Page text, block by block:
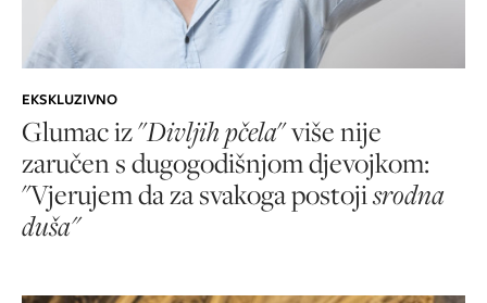
EKSKLUZIVNO
Glumac iz "Divljih pčela" više nije
zaručen s dugogodišnjom djevojkom:
"Vjerujem da za svakoga postojisrodna
duša"